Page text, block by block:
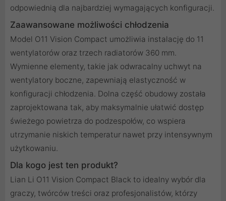
odpowiednią dla najbardziej wymagających konfiguracji.
Zaawansowane możliwości chłodzenia
Model O11 Vision Compact umożliwia instalację do 11
wentylatorów oraz trzech radiatorów 360 mm.
Wymienne elementy, takie jak odwracalny uchwyt na
wentylatory boczne, zapewniają elastyczność w
konfiguracji chłodzenia. Dolna część obudowy została
zaprojektowana tak, aby maksymalnie ułatwić dostęp
świeżego powietrza do podzespołów, co wspiera
utrzymanie niskich temperatur nawet przy intensywnym
użytkowaniu.
Dla kogo jest ten produkt?
Lian Li O11 Vision Compact Black to idealny wybór dla
graczy, twórców treści oraz profesjonalistów, którzy